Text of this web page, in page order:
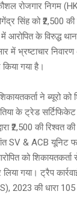
कौशल रोजगार निगम
सिंह को ₹2,500
आरोपित के विरुद्ध
में भ्रष्टाचार
गया है।
ने ब्यूरो को
के ट्रेड
₹2,500 की रिश्वत
SV & ACB यूनिट
को शिकायतकर्ता
गया। ट्रैप
2023 की धारा